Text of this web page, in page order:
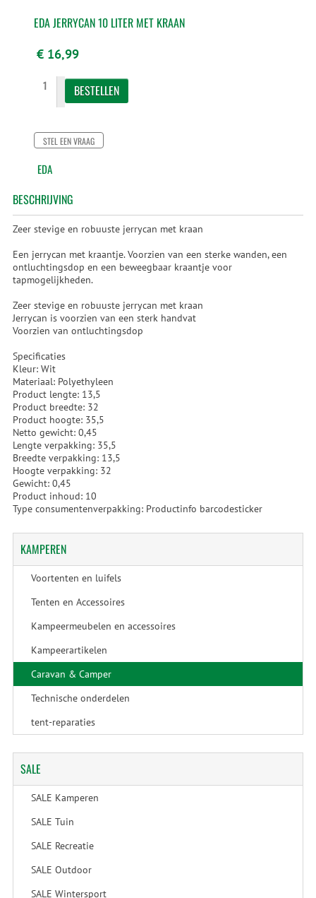
EDA JERRYCAN 10 LITER MET KRAAN
€ 16,99
STEL EEN VRAAG
EDA
BESCHRIJVING
Zeer stevige en robuuste jerrycan met kraan
Een jerrycan met kraantje. Voorzien van een sterke wanden, een
ontluchtingsdop en een beweegbaar kraantje voor
tapmogelijkheden.
Zeer stevige en robuuste jerrycan met kraan
Jerrycan is voorzien van een sterk handvat
Voorzien van ontluchtingsdop
Specificaties
Kleur: Wit
Materiaal: Polyethyleen
Product lengte: 13,5
Product breedte: 32
Product hoogte: 35,5
Netto gewicht: 0,45
Lengte verpakking: 35,5
Breedte verpakking: 13,5
Hoogte verpakking: 32
Gewicht: 0,45
Product inhoud: 10
Type consumentenverpakking: Productinfo barcodesticker
KAMPEREN
Voortenten en luifels
Tenten en Accessoires
Kampeermeubelen en accessoires
Kampeerartikelen
Caravan & Camper
Technische onderdelen
tent-reparaties
SALE
SALE Kamperen
SALE Tuin
SALE Recreatie
SALE Outdoor
SALE Wintersport